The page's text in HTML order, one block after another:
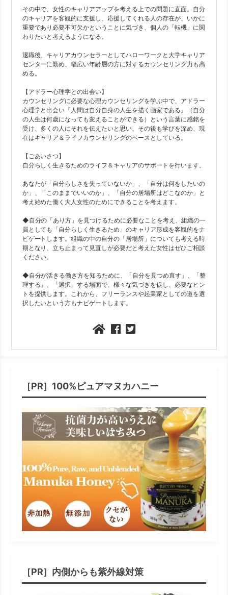
その中で、女性のキャリアアップを考える上での問題に直面。自分
のキャリアを客観的に支援し、応援してくれる人の存在が、いかに
重要であり必要不可欠かということに気づき、個人の「転機」に関
わりたいと考えるようになる。
退職後、キャリアカウンセラーとしてハローワークと大学キャリア
センターに勤め、幅広い年齢層の方に対するカウンセリング力も高
める。
【アドラー心理学との出会い】
カウンセリングに必要な心理カウンセリングを学ぶ中で、アドラー
心理学と出会い『人間は自分自身の人生を描く画家である』（自分
の人生は何歳になっても変えることができる）という言葉に感銘を
受け、多くの人にそれを伝えたいと思い、その後も学びを深め、現
在はキャリア＆ライフカウンセリングのベースとしている。
【ごあいさつ】
自分らしく生きるためのライフ＆キャリアのサポートを行います。
あなたが「自分らしさを失っていないか」、「自分は何をしたいの
か」、「このままでいいのか」、「自分の居場所はどこなのか」と
考え始めた働く大人女性のためにできることを考えます。
◆自分の「あり方」を見つけるために必要なことを考え、組織の一
員としても「自分らしく生きるため」のキャリア形成を客観的をナ
ビゲートします。組織の中の自分の「居場所」についても考える時
期となり、立ち止まって見直しが必要だと考えた女性はぜひご相談
ください。
◆自分が活きる働き方を知るために、「自分を見つめ直す」、「整
理する」、「選択」する場面で、様々な気づきを促し、必要なヒン
トを提供します。これから、フリーランスや起業家としての道を選
択したいという方もナビゲートします。
［PR］100%ピュアマヌカハニー
［PR］内側からも紫外線対策